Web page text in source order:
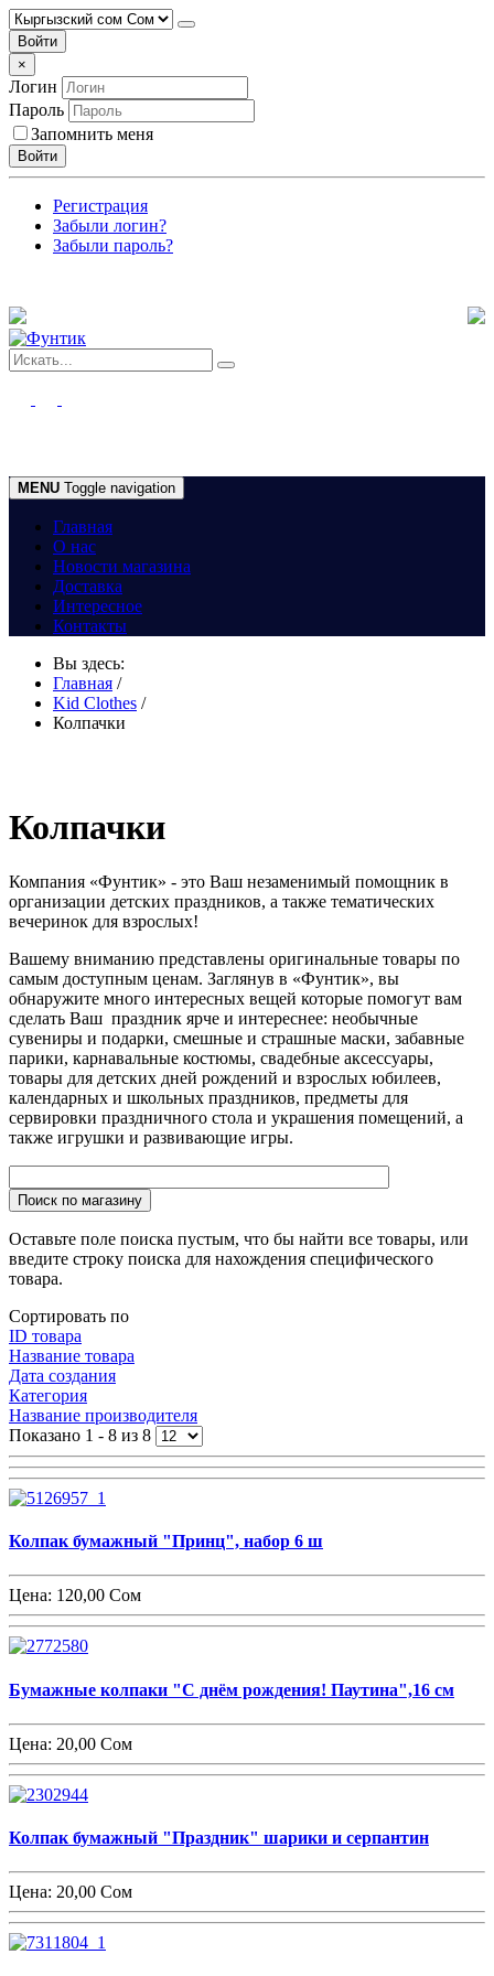
Войти
×
Логин
Пароль
Запомнить меня
Войти
Регистрация
Забыли логин?
Забыли пароль?
MENU Toggle navigation
Главная
О нас
Новости магазина
Доставка
Интересное
Контакты
Вы здесь:
Главная /
Kid Clothes /
Колпачки
Колпачки
Компания «Фунтик» - это Ваш незаменимый помощник в
организации детских праздников, а также тематических
вечеринок для взрослых!
Вашему вниманию представлены оригинальные товары по
самым доступным ценам. Заглянув в «Фунтик», вы
обнаружите много интересных вещей которые помогут вам
сделать Ваш праздник ярче и интереснее: необычные
сувениры и подарки, смешные и страшные маски, забавные
парики, карнавальные костюмы, свадебные аксессуары,
товары для детских дней рождений и взрослых юбилеев,
календарных и школьных праздников, предметы для
сервировки праздничного стола и украшения помещений, а
также игрушки и развивающие игры.
Поиск по магазину
Оставьте поле поиска пустым, что бы найти все товары, или
введите строку поиска для нахождения специфического
товара.
Сортировать по
ID товара
Название товара
Дата создания
Категория
Название производителя
Показано 1 - 8 из 8
Колпак бумажный "Принц", набор 6 ш
Цена: 120,00 Сом
Бумажные колпаки "С днём рождения! Паутина",16 см
Цена: 20,00 Сом
Колпак бумажный "Праздник" шарики и серпантин
Цена: 20,00 Сом